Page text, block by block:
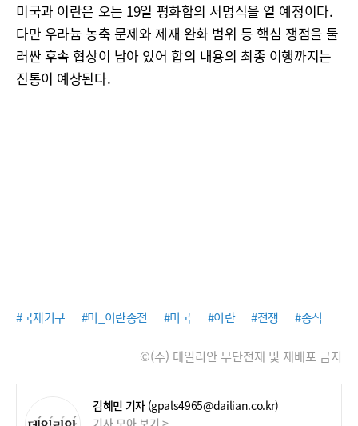
미국과 이란은 오는 19일 평화합의 서명식을 열 예정이다.
다만 우라늄 농축 문제와 제재 완화 범위 등 핵심 쟁점을 둘
러싼 후속 협상이 남아 있어 합의 내용의 최종 이행까지는
진통이 예상된다.
#국제기구 #미_이란종전 #미국 #이란 #전쟁 #종식
©(주) 데일리안 무단전재 및 재배포 금지
김혜민 기자 (gpals4965@dailian.co.kr)
기사 모아 보기 >